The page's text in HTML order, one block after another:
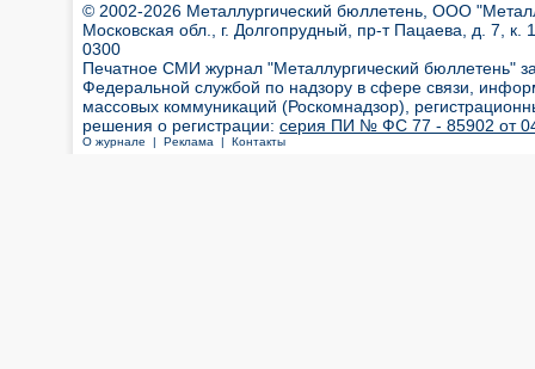
© 2002-2026 Металлургический бюллетень, ООО
Московская обл., г. Долгопрудный, пр-т Пацаева, д. 7,
0300
Печатное СМИ журнал "Металлургический бюллетень"
Федеральной службой по надзору в сфере связи,
массовых коммуникаций (Роскомнадзор),
решения о регистрации: серия ПИ № ФС 77 - 85902 от 04
О журнале | Реклама | Контакты